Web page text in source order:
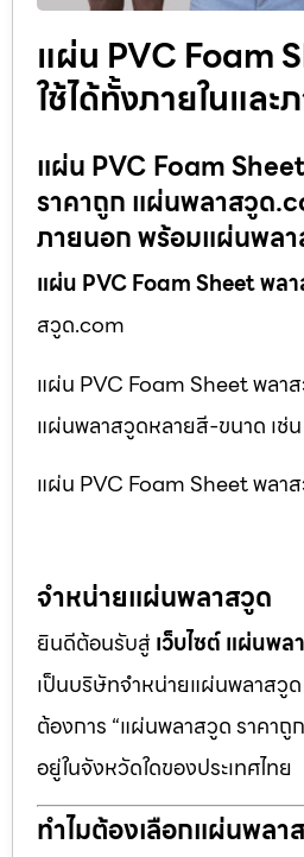
แผ่น PVC Foam
ใช้ได้ทั้งภายในแล
แผ่น PVC Foam
ราคาถูก แผ่นพลาสวูด
ภายนอก พร้อมแผ่นพล
แผ่น PVC Foam Sheet พล
สวูด.com
แผ่น PVC Foam Sheet พลา
แผ่นพลาสวูดหลายสี-ขนาด เช่
แผ่น PVC Foam Sheet พลา
จำหน่ายแผ่นพลาสวูด
ยินดีต้อนรับสู่เว็บไซต์ แผ่นพ
เป็นบริษัทจำหน่ายแผ่นพลาสวู
ต้องการ “แผ่นพลาสวูด ราคา
อยู่ในจังหวัดใดของประเทศไทย
ทำไมต้องเลือกแผ่นพลา